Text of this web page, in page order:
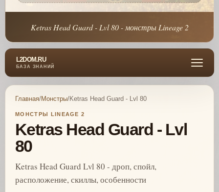
Ketras Head Guard - Lvl 80 - монстры Lineage 2
L2DOM.RU
БАЗА ЗНАНИЙ
Главная/Монстры/Ketras Head Guard - Lvl 80
МОНСТРЫ LINEAGE 2
Ketras Head Guard - Lvl
80
Ketras Head Guard Lvl 80 - дроп, спойл,
расположение, скиллы, особенности